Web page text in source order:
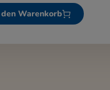
den Warenkorb